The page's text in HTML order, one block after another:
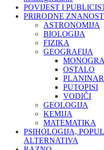
POVIJEST I
PRIRODNE
ASTRONOMIJA
BIOLOGIJA
FIZIKA
GEOGRAFIJA
OSTALO
PUTOPISI
VODIČI
GEOLOGIJA
KEMIJA
MATEMATIKA
PSIHOLOGIJA,
ALTERNATIVA